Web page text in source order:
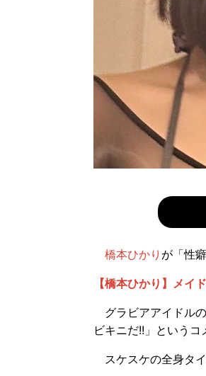
橋本ひかり が「性
【橋本ひかり】メイ
グラビアアイドルの
ビキニだ!!」というコ
スケスケの全身タ